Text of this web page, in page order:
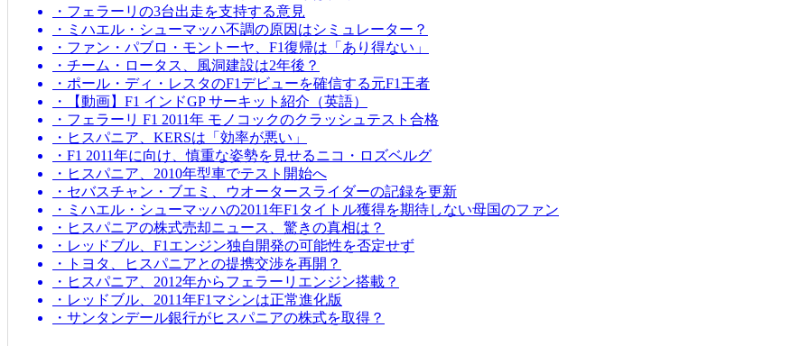
・フェラーリの3台出走を支持する意見
・ミハエル・シューマッハ不調の原因はシミュレーター？
・ファン・パブロ・モントーヤ、F1復帰は「あり得ない」
・チーム・ロータス、風洞建設は2年後？
・ポール・ディ・レスタのF1デビューを確信する元F1王者
・【動画】F1 インドGP サーキット紹介（英語）
・フェラーリ F1 2011年 モノコックのクラッシュテスト合格
・ヒスパニア、KERSは「効率が悪い」
・F1 2011年に向け、慎重な姿勢を見せるニコ・ロズベルグ
・ヒスパニア、2010年型車でテスト開始へ
・セバスチャン・ブエミ、ウオータースライダーの記録を更新
・ミハエル・シューマッハの2011年F1タイトル獲得を期待しない母国のファン
・ヒスパニアの株式売却ニュース、驚きの真相は？
・レッドブル、F1エンジン独自開発の可能性を否定せず
・トヨタ、ヒスパニアとの提携交渉を再開？
・ヒスパニア、2012年からフェラーリエンジン搭載？
・レッドブル、2011年F1マシンは正常進化版
・サンタンデール銀行がヒスパニアの株式を取得？